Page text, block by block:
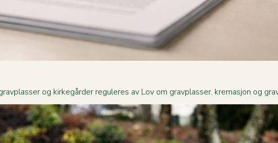
og kirkegårder reguleres av Lov om gravplasser, kremasjon og